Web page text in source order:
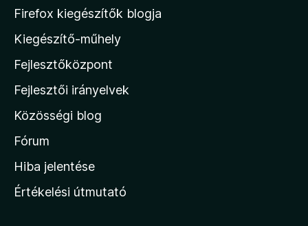
M
z
i
l
a
h
o
l
Firefox kiegészítők blogja
Kiegészítő-műhely
Fejlesztőközpont
Fejlesztői irányelvek
Közösségi blog
Fórum
Hiba jelentése
Értékelési útmutató